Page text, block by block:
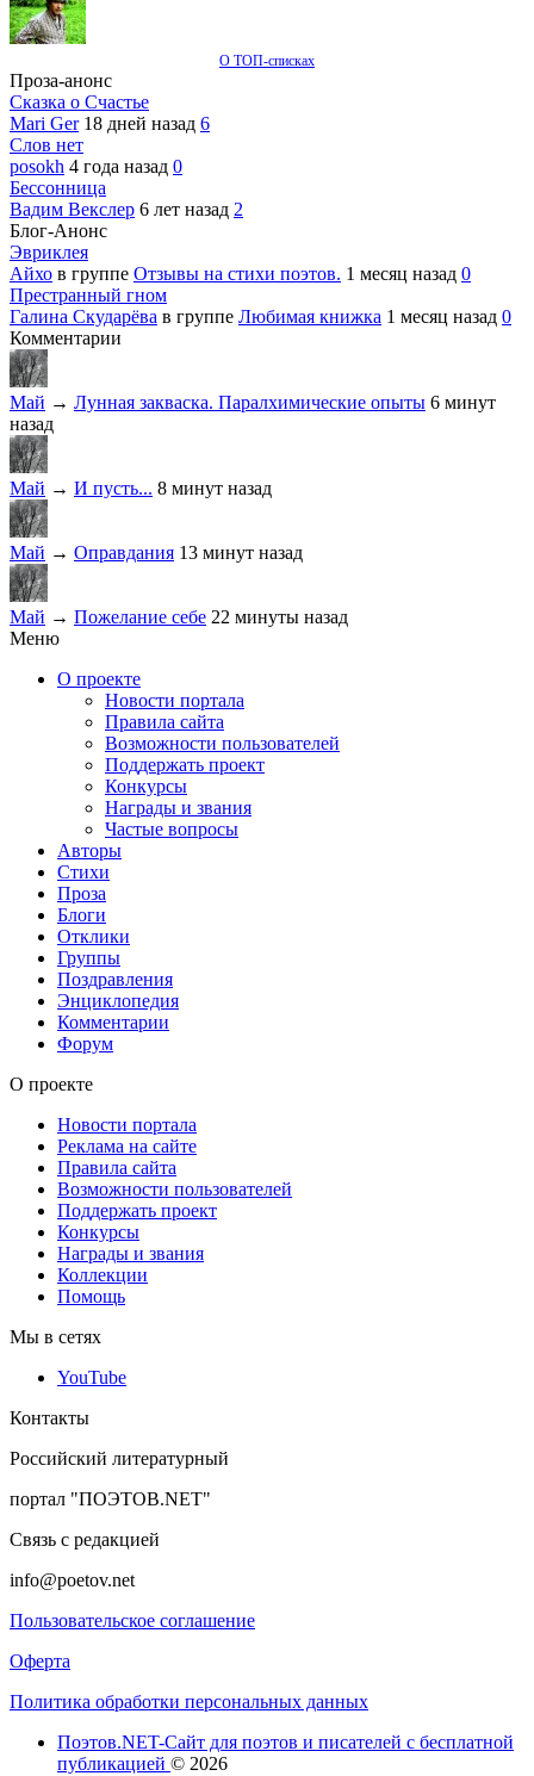
О ТОП-списках
Проза-анонс
Сказка о Счастье
Mari Ger 18 дней назад 6
Слов нет
posokh 4 года назад 0
Бессонница
Вадим Векслер 6 лет назад 2
Блог-Анонс
Эвриклея
Айхо в группе Отзывы на стихи поэтов. 1 месяц назад 0
Престранный гном
Галина Скударёва в группе Любимая книжка 1 месяц назад 0
Комментарии
Май → Лунная закваска. Паралхимические опыты 6 минут
назад
Май → И пусть... 8 минут назад
Май → Оправдания 13 минут назад
Май → Пожелание себе 22 минуты назад
Меню
О проекте
Новости портала
Правила сайта
Возможности пользователей
Поддержать проект
Конкурсы
Награды и звания
Частые вопросы
Авторы
Стихи
Проза
Блоги
Отклики
Группы
Поздравления
Энциклопедия
Комментарии
Форум
О проекте
Новости портала
Реклама на сайте
Правила сайта
Возможности пользователей
Поддержать проект
Конкурсы
Награды и звания
Коллекции
Помощь
Мы в сетях
YouTube
Контакты
Российский литературный
портал "ПОЭТОВ.NET"
Связь с редакцией
info@poetov.net
Пользовательское соглашение
Оферта
Политика обработки персональных данных
Поэтов.NET-Сайт для поэтов и писателей с бесплатной
публикацией © 2026